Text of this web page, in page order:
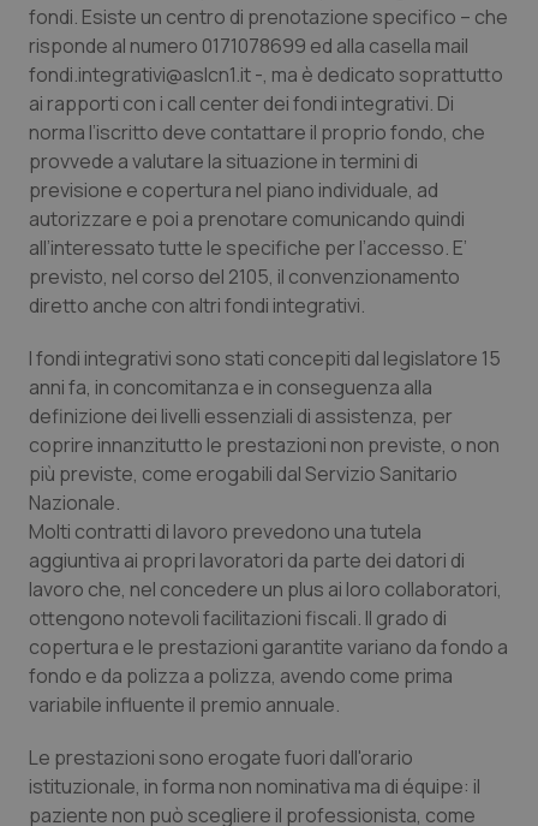
Sardegna
Sicilia
Toscana
Umbria
Valle D’Aosta
Veneto
Malattia di Crohn & Rettocolite Ulcerosa
Neuroscienze & patologie neurodegenerative
Obesità
Oftalmologia
Oncodermatologia
Oncoematologia
Oncologia & Nutrizione
Psoriasi & pelle
Quotidiano Cardiologia
Quotidiano Chirurgia
Quotidiano Oncologia
Rene & patologie urogenitali
fondi. Esiste un centro di prenotazione specifico – che
risponde al numero 0171078699 ed alla casella mail
fondi.integrativi@aslcn1.it-, ma è dedicato soprattutto
ai rapporti con i call center dei fondi integrativi. Di
norma l’iscritto deve contattare il proprio fondo, che
provvede a valutare la situazione in termini di
previsione e copertura nel piano individuale, ad
autorizzare e poi a prenotare comunicando quindi
all’interessato tutte le specifiche per l’accesso. E’
previsto, nel corso del 2105, il convenzionamento
diretto anche con altri fondi integrativi.
I fondi integrativi sono stati concepiti dal legislatore 15
anni fa, in concomitanza e in conseguenza alla
definizione dei livelli essenziali di assistenza, per
coprire innanzitutto le prestazioni non previste, o non
più previste, come erogabili dal Servizio Sanitario
Nazionale.
Molti contratti di lavoro prevedono una tutela
aggiuntiva ai propri lavoratori da parte dei datori di
lavoro che, nel concedere un plus ai loro collaboratori,
ottengono notevoli facilitazioni fiscali. Il grado di
copertura e le prestazioni garantite variano da fondo a
fondo e da polizza a polizza, avendo come prima
variabile influente il premio annuale.
Le prestazioni sono erogate fuori dall'orario
istituzionale, in forma non nominativa ma di équipe: il
paziente non può scegliere il professionista, come